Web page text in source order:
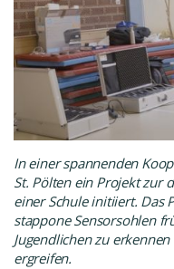
In einer spannenden
St. Pöltenein Projekt zur
einer Schule initiiert. Das
stappone Sensorsohlen
Jugendlichen zu
ergreifen.